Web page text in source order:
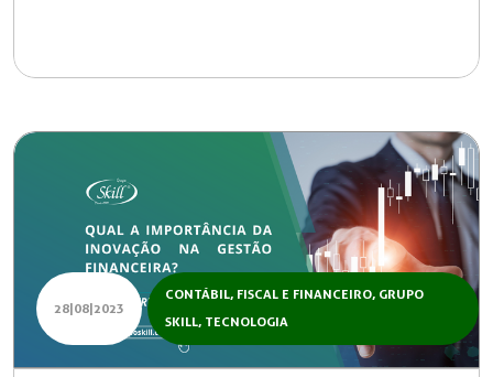
28|08|2023
CONTÁBIL, FISCAL E FINANCEIRO, GRUPO
SKILL, TECNOLOGIA